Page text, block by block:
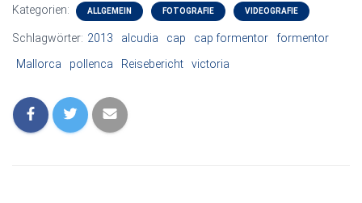
Kategorien: ALLGEMEIN FOTOGRAFIE VIDEOGRAFIE
Schlagwörter: 2013 alcudia cap cap formentor
formentor
Mallorca
pollenca Reisebericht victoria